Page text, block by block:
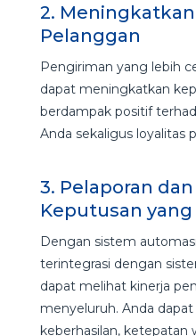
2.
Pelanggan
Pengiriman yang lebih
dapat meningkatkan
berdampak positif
Anda sekaligus loyalitas
3. Pelaporan
Keputusan
Dengan sistem
terintegrasi dengan
dapat melihat kinerja
menyeluruh. Anda
keberhasilan, ketepatan